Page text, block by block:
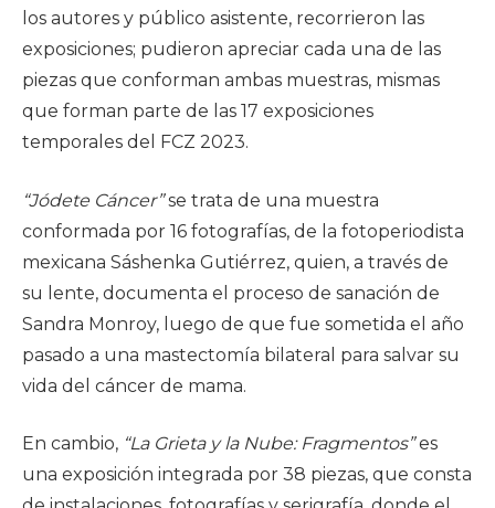
los autores y público asistente, recorrieron las
exposiciones; pudieron apreciar cada una de las
piezas que conforman ambas muestras, mismas
que forman parte de las 17 exposiciones
temporales del FCZ 2023.
“Jódete Cáncer”se trata de una muestra
conformada por 16 fotografías, de la fotoperiodista
mexicana Sáshenka Gutiérrez, quien, a través de
su lente, documenta el proceso de sanación de
Sandra Monroy, luego de que fue sometida el año
pasado a una mastectomía bilateral para salvar su
vida del cáncer de mama.
En cambio, “La Grieta y la Nube: Fragmentos”es
una exposición integrada por 38 piezas, que consta